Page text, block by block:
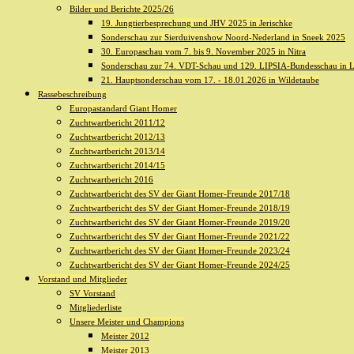
Bilder und Berichte 2025/26
19. Jungtierbesprechung und JHV 2025 in Jerischke
Sonderschau zur Sierduivenshow Noord-Nederland in Sneek 2025
30. Europaschau vom 7. bis 9. November 2025 in Nitra
Sonderschau zur 74. VDT-Schau und 129. LIPSIA-Bundesschau in
21. Hauptsonderschau vom 17. - 18.01.2026 in Wildetaube
Rassebeschreibung
Europastandard Giant Homer
Zuchtwartbericht 2011/12
Zuchtwartbericht 2012/13
Zuchtwartbericht 2013/14
Zuchtwartbericht 2014/15
Zuchtwartbericht 2016
Zuchtwartbericht des SV der Giant Homer-Freunde 2017/18
Zuchtwartbericht des SV der Giant Homer-Freunde 2018/19
Zuchtwartbericht des SV der Giant Homer-Freunde 2019/20
Zuchtwartbericht des SV der Giant Homer-Freunde 2021/22
Zuchtwartbericht des SV der Giant Homer-Freunde 2023/24
Zuchtwartbericht des SV der Giant Homer-Freunde 2024/25
Vorstand und Mitglieder
SV Vorstand
Mitgliederliste
Unsere Meister und Champions
Meister 2012
Meister 2013